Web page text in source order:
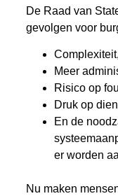
De Raad van
gevolgen voor
Complexiteit,
Meer
Risico op
Druk op
En de
er worden
Nu maken